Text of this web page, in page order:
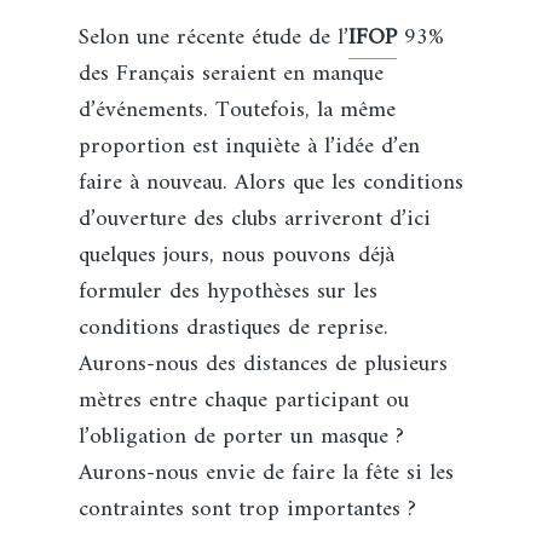
Selon une récente étude de l’IFOP93%
des Français seraient en manque
d’événements. Toutefois, la même
proportion est inquiète à l’idée d’en
faire à nouveau. Alors que les conditions
d’ouverture des clubs arriveront d’ici
quelques jours, nous pouvons déjà
formuler des hypothèses sur les
conditions drastiques de reprise.
Aurons-nous des distances de plusieurs
mètres entre chaque participant ou
l’obligation de porter un masque ?
Aurons-nous envie de faire la fête si les
contraintes sont trop importantes ?